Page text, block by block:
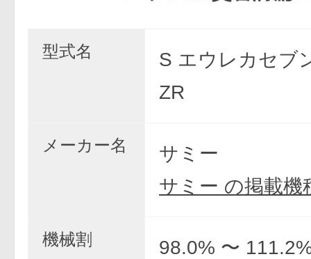
型式名
S エウレカセブ
ZR
メーカー名
サミー
サミー の掲載機
機械割 98.0% 〜